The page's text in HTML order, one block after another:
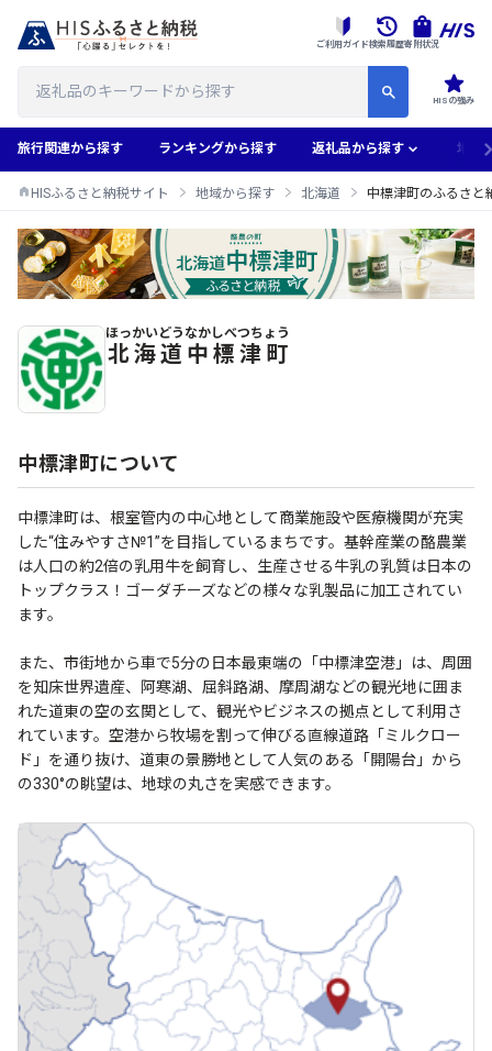
HISの強み
ご利用ガイド検索履歴寄附状況
旅行関連から探す ランキングから探す 返礼品から探す 地域
HISふるさと納税サイト 地域から探す 北海道 中標津町のふるさと
中標津町のふるさと納税返礼品一覧
北海道
ほっかいどう
中標津町
なかしべつちょう
中標津町について
中標津町は、根室管内の中心地として商業施設や医療機関が充実
した“住みやすさ№1”を目指しているまちです。基幹産業の酪農業
は人口の約2倍の乳用牛を飼育し、生産させる牛乳の乳質は日本の
トップクラス！ゴーダチーズなどの様々な乳製品に加工されてい
ます。
また、市街地から車で5分の日本最東端の「中標津空港」は、周囲
を知床世界遺産、阿寒湖、屈斜路湖、摩周湖などの観光地に囲ま
れた道東の空の玄関として、観光やビジネスの拠点として利用さ
れています。空港から牧場を割って伸びる直線道路「ミルクロー
ド」を通り抜け、道東の景勝地として人気のある「開陽台」から
の330°の眺望は、地球の丸さを実感できます。